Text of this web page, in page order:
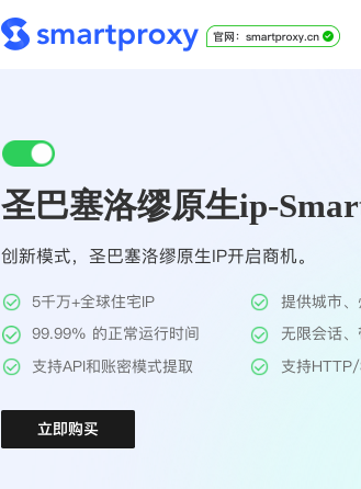
圣巴塞洛缪原生ip-
创新模式，圣巴塞洛缪原生IP开启商机。
5千万+全球住宅IP
提供城市
99.99% 的正常运行时间
无限会话
支持API和账密模式提取
支持
立即购买